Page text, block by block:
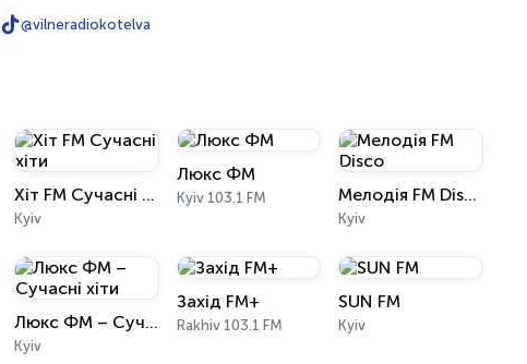
@vilneradiokotelva
Хіт FM Сучасні хіти
Kyiv
Люкс ФМ
Kyiv 103.1 FM Мелодія FM Disco
Kyiv
Люкс ФМ – Сучасні хіти
Kyiv
Захід FM+
Rakhiv 103.1 FM
SUN FM
Kyiv